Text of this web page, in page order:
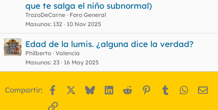
que te salga el niño subnormal)
TrozoDeCarne
Foro General
Masunos 132 10 Nov 2025
Edad de la lumis. ¿alguna dice la verdad?
Philberto Valencia
Masunos 23 16 May 2025
Compartir: Facebook BlueskyLinkedIn
Reddit Pinterest
Tumblr
Enlace